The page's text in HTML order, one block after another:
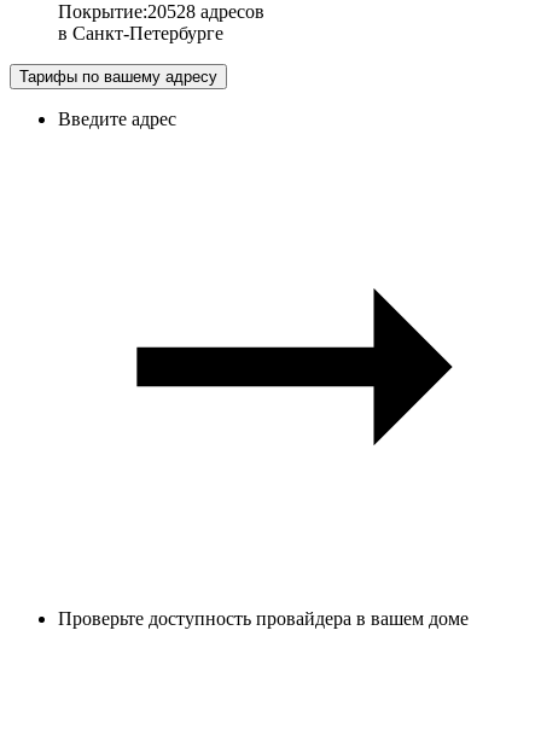
Покрытие:20528 адресов
в Санкт-Петербурге
Тарифы по вашему адресу
Введите адрес
Проверьте доступность провайдера в вашем доме